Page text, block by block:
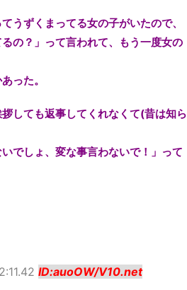
うずくまってる女の子がいたので、
の？」って言われて、もう一度女の
った。
しても返事してくれなくて(昔は知ら
でしょ、変な事言わないで！」って
ID:auoOW/V10.net